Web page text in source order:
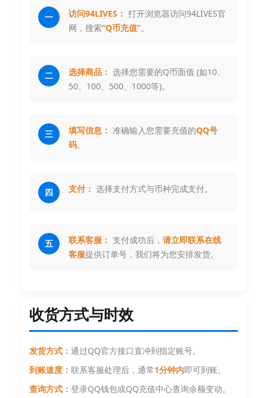
一 访问94LIVES： 打开浏览器访问94LIVES官
网，搜索“Q币充值”。
二 选择商品： 选择您需要的Q币面值 (如10、
50、100、500、1000等)。
三 填写信息： 准确输入您需要充值的QQ号
码。
四 支付： 选择支付方式与币种完成支付。
五 联系客服： 支付成功后，请立即联系在线
客服提供订单号，我们将为您安排发货。
收货方式与时效
发货方式：通过QQ官方接口直冲到指定账号。
到账速度：联系客服处理后，通常1分钟内即可到账。
查询方式：登录QQ钱包或QQ充值中心查询余额变动。